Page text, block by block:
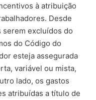
à atribuição
Desde
serem excluídos do
do Código do
esteja assegurada
variável ou mista,
lado, os gastos
atribuídas a título de